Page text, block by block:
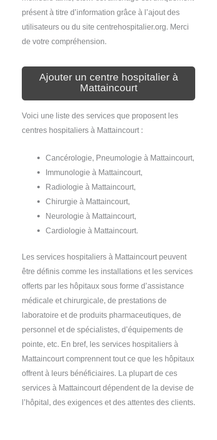
présent à titre d’information grâce à l’ajout des
utilisateurs ou du site centrehospitalier.org. Merci
de votre compréhension.
Ajouter un centre hospitalier à
Mattaincourt
Voici une liste des services que proposent les
centres hospitaliers à Mattaincourt :
Cancérologie, Pneumologie à Mattaincourt,
Immunologie à Mattaincourt,
Radiologie à Mattaincourt,
Chirurgie à Mattaincourt,
Neurologie à Mattaincourt,
Cardiologie à Mattaincourt.
Les services hospitaliers à Mattaincourt peuvent
être définis comme les installations et les services
offerts par les hôpitaux sous forme d’assistance
médicale et chirurgicale, de prestations de
laboratoire et de produits pharmaceutiques, de
personnel et de spécialistes, d’équipements de
pointe, etc. En bref, les services hospitaliers à
Mattaincourt comprennent tout ce que les hôpitaux
offrent à leurs bénéficiaires. La plupart de ces
services à Mattaincourt dépendent de la devise de
l’hôpital, des exigences et des attentes des clients.